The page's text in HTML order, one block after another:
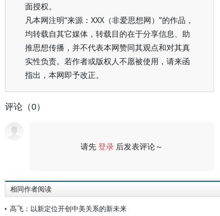
面授权。
凡本网注明“来源：XXX（非爱思想网）”的作品，
均转载自其它媒体，转载目的在于分享信息、助
推思想传播，并不代表本网赞同其观点和对其真
实性负责。若作者或版权人不愿被使用，请来函
指出，本网即予改正。
评论（0）
请先登录 后发表评论～
相同作者阅读
高飞：以新定位开创中美关系的新未来